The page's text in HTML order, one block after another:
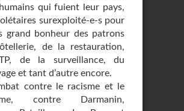
qui fuient leur pays,
surexploité-e-s pour
grand bonheur des patrons
de la restauration,
de la surveillance, du
et tant d’autre encore.
contre le racisme et le
contre Darmanin,